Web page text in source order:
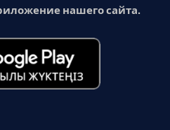
нашего сайта.